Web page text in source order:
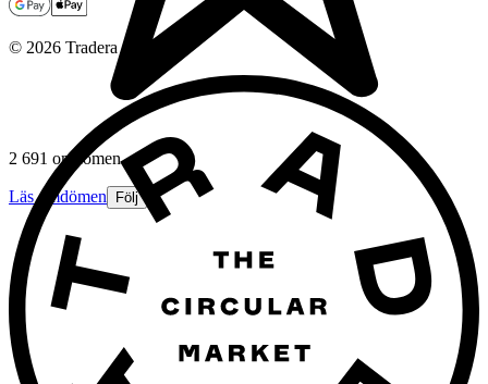
2 691 omdömen
Läs omdömen Följ
© 2026 Tradera